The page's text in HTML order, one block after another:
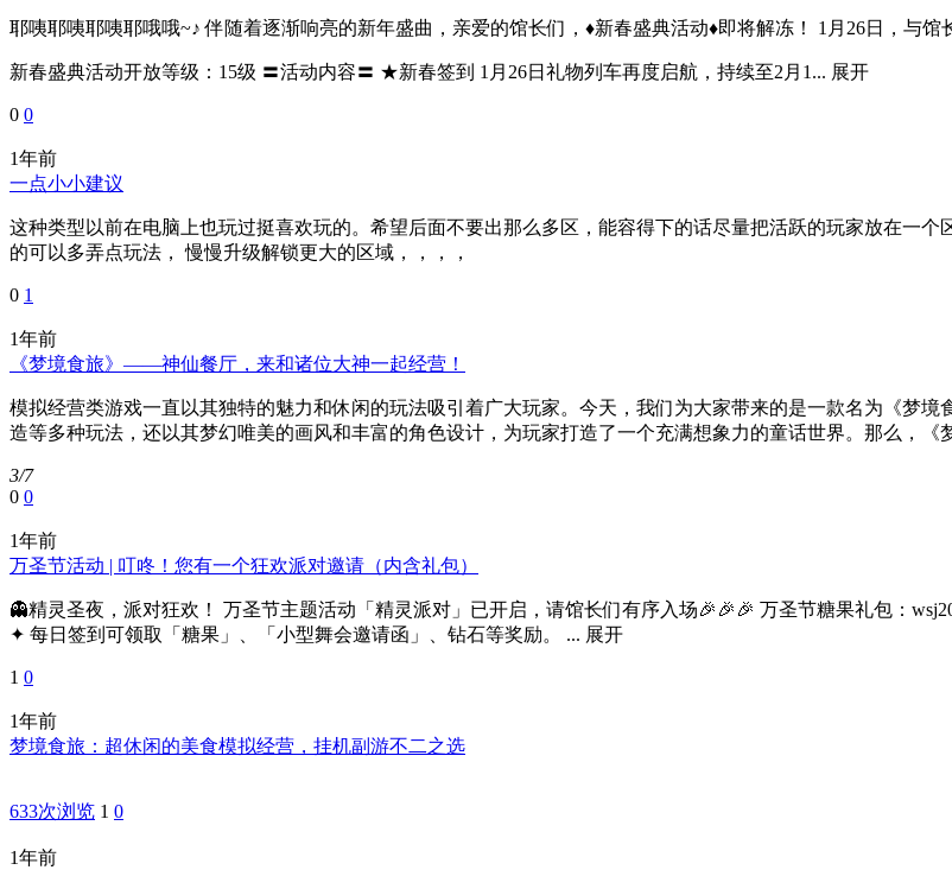
耶咦耶咦耶咦耶哦哦~♪ 伴随着逐渐响亮的新年盛曲，亲爱的馆长们，♦新春盛典活动♦即将解冻！ 1月26日，与
新春盛典活动开放等级：15级 〓活动内容〓 ★新春签到 1月26日礼物列车再度启航，持续至2月1... 展开
0 0
1年前
一点小小建议
这种类型以前在电脑上也玩过挺喜欢玩的。希望后面不要出那么多区，能容得下的话尽量把活跃的玩家放在一
的可以多弄点玩法， 慢慢升级解锁更大的区域，，，，
0 1
1年前
《梦境食旅》——神仙餐厅，来和诸位大神一起经营！
模拟经营类游戏一直以其独特的魅力和休闲的玩法吸引着广大玩家。今天，我们为大家带来的是一款名为《梦
造等多种玩法，还以其梦幻唯美的画风和丰富的角色设计，为玩家打造了一个充满想象力的童话世界。那么，《
3/7
0 0
1年前
万圣节活动 | 叮咚！您有一个狂欢派对邀请（内含礼包）
👻精灵圣夜，派对狂欢！ 万圣节主题活动「精灵派对」已开启，请馆长们有序入场🎉🎉🎉 万圣节糖果礼包：
✦ 每日签到可领取「糖果」、「小型舞会邀请函」、钻石等奖励。 ... 展开
1 0
1年前
梦境食旅：超休闲的美食模拟经营，挂机副游不二之选
633次浏览 1 0
1年前